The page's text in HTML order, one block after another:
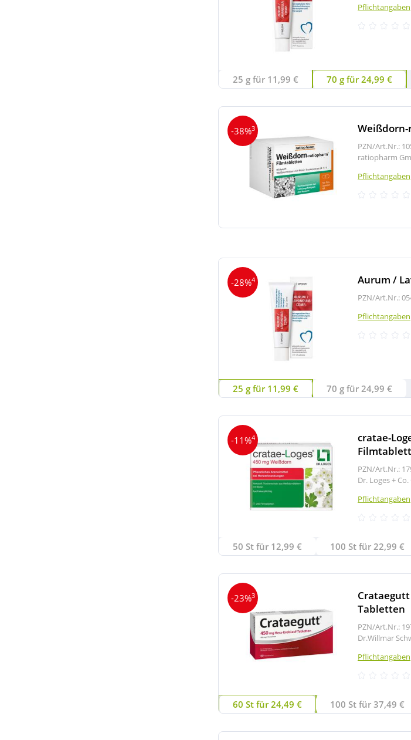
Pflichtangaben
25 g für 11,99 € 70 g für 24,99 €
-38%3
PZN/Art.Nr.:
ratiopharm
Pflichtangaben
-28%4 Aurum /
PZN/Art.Nr.:
Pflichtangaben
25 g für 11,99 € 70 g für 24,99 €
-11%4
cratae-
PZN/Art.Nr.:
Dr. Loges +
Pflichtangaben
50 St für 12,99 € 100 St für 22,99 €
-23%3
Tabletten
PZN/Art.Nr.:
Dr.Willmar
Pflichtangaben
60 St für 24,49 € 100 St für 37,49 €